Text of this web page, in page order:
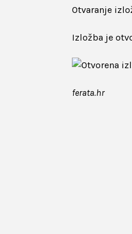
Otvaranje
Izložba je
ferata.hr